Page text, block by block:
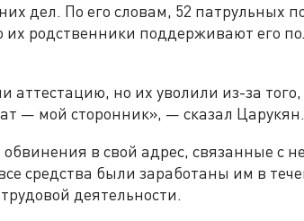
дел. По его словам, 52 патрульных
родственники поддерживают его
но их уволили из-за того,
— мой сторонник», — сказал Царукян.
в свой адрес, связанные с
средства были заработаны им в
деятельности.